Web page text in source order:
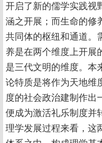
开启了新的儒学实践视
涵之开展；而生命的修
共同体的枢纽和通道。
养是在两个维度上开展
是三代文明的维度。本
论特质是将作为天地维
度的社会政治建制作出
便成为激活礼乐制度并
理学发展过程来看，这